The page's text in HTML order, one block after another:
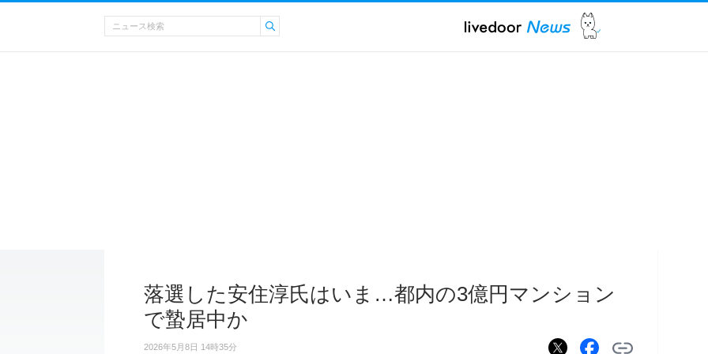
落選した安住淳氏はいま…都内の3億円マンション
で蟄居中か
2026年5月8日 14時35分